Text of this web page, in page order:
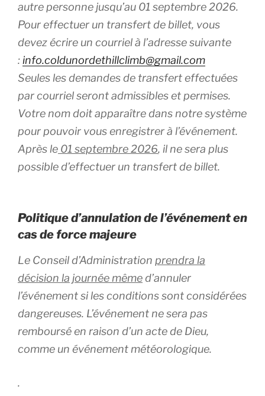
autre personne jusqu’au 01 septembre 2026.
Pour effectuer un transfert de billet, vous
devez écrire un courriel à l’adresse suivante
: info.coldunordethillclimb@gmail.com
Seules les demandes de transfert effectuées
par courriel seront admissibles et permises.
Votre nom doit apparaître dans notre système
pour pouvoir vous enregistrer à l’événement.
Après le 01 septembre 2026, il ne sera plus
possible d’effectuer un transfert de billet.
Politique d’annulation de l’événement en
cas de force majeure
Le Conseil d’Administration prendra la
décision la journée mêmed’annuler
l’événement si les conditions sont considérées
dangereuses. L’événement ne sera pas
remboursé en raison d’un acte de Dieu,
comme un événement météorologique.
.